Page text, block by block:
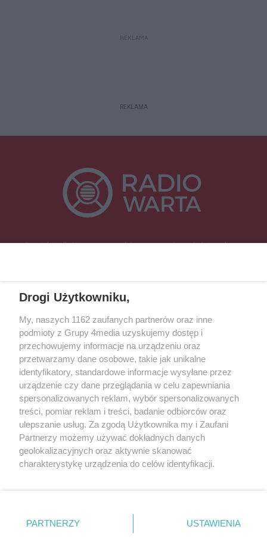
REKLAMA
REKLAMA
Specjalnie dla Was postanowiliśmy stworzyć rozgłośnię radiową
Śrem, Jarocin, Gniezno, Ostrów Wlkp.).
Kontakt Reklama Patronat
Dane firmowe
Regulamin serwisu i ogłoszeń drobnych
Regulamin konkursów
Polityka prywatności
Przetwarzanie danych osobowych
Zapisz się do newslettera
Dołącz do grona ludzi najlepiej poinformowanych!
Zapisz się »
Drogi Użytkowniku,
My, naszych 1162 zaufanych partnerów oraz inne
podmioty z Grupy 4media uzyskujemy dostęp i
przechowujemy informacje na urządzeniu oraz
przetwarzamy dane osobowe, takie jak unikalne
identyfikatory, standardowe informacje wysyłane przez
urządzenie czy dane przeglądania w celu zapewniania
spersonalizowanych reklam, wybór spersonalizowanych
treści, pomiar reklam i treści, badanie odbiorców oraz
ulepszanie usług. Za zgodą Użytkownika my i Zaufani
Partnerzy możemy używać dokładnych danych
geolokalizacyjnych oraz aktywnie skanować
charakterystykę urządzenia do celów identyfikacji.
zmienić/wycofać klikając przycisk ustawień prywatności
znajdujący się w lewym dolnym rogu strony
. Niektóre
PARTNERZY USTAWIENIA